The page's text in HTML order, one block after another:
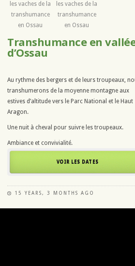
les vaches de la
transhumance
en Ossau
les vaches de la
transhumance
en Ossau
Transhumance en
d’Ossau
Au rythme des bergers et de leurs troupeaux,
transhumerons de la moyenne montagne aux
estives d’altitude vers le Parc National et le Haut
Aragon.
Une nuit à cheval pour suivre les troupeaux.
Ambiance et convivialité.
VOIR LES DATES
15 YEARS, 3 MONTHS AGO